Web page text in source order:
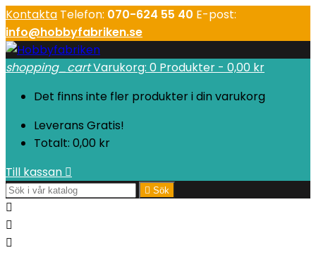
Kontakta Telefon: 070-624 55 40 E-post:
info@hobbyfabriken.se
shopping_cartVarukorg: 0 Produkter - 0,00 kr
Det finns inte fler produkter i din varukorg
Leverans Gratis!
Totalt: 0,00 kr
Till kassan 
 Sök


